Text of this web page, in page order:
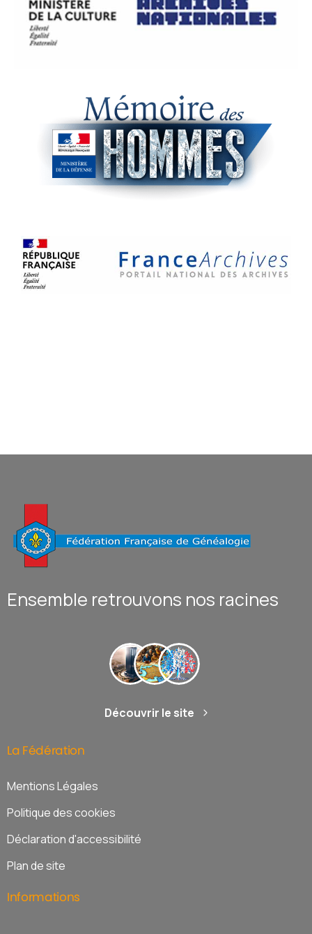
Ensemble retrouvons nos racines
Découvrir le site
La Fédération
Mentions Légales
Politique des cookies
Déclaration d'accessibilité
Plan de site
Informations